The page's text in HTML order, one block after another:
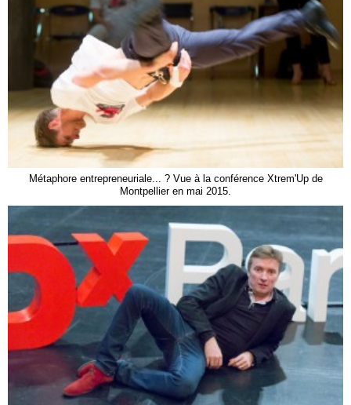
Métaphore entrepreneuriale... ? Vue à la conférence Xtrem'Up de
Montpellier en mai 2015.